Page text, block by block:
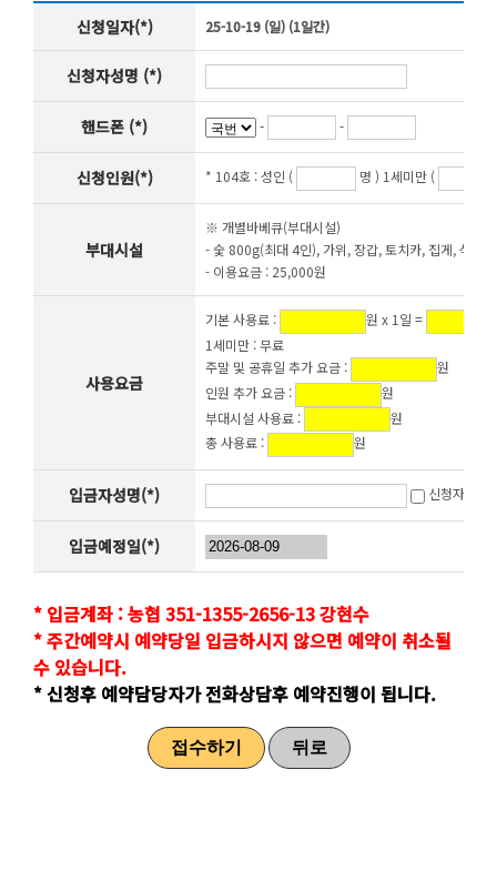
신청일자(*) 25-10-19 (일) (1일간)
신청자성명 (*)
핸드폰 (*) - -
신청인원(*) * 104호 :성인 ( 명 ) 1세미만 (
부대시설
※ 개별바베큐(부대시설)
- 숯 800g(최대 4인), 가위, 장갑, 토치카, 집게, 석쇠,
- 이용요금 : 25,000원
사용요금
기본 사용료 :
원 x 1일 =
1세미만 : 무료
주말 및 공휴일 추가 요금 :
원
인원 추가 요금 :
원
부대시설 사용료 :
원
총 사용료 :
원
입금자성명(*) 신청자와 동
입금예정일(*)
* 입금계좌 : 농협 351-1355-2656-13 강현수
* 주간예약시 예약당일 입금하시지 않으면 예약이 취소될
수 있습니다.
* 신청후 예약담당자가 전화상담후 예약진행이 됩니다.